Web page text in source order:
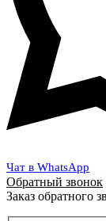
Чат в WhatsApp
Обратный звонок
Заказ обратного